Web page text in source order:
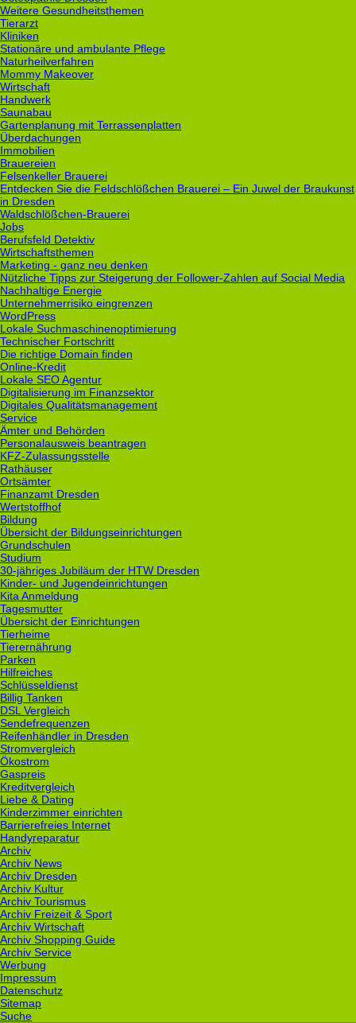
Weitere Gesundheitsthemen
Tierarzt
Kliniken
Stationäre und ambulante Pflege
Naturheilverfahren
Mommy Makeover
Wirtschaft
Handwerk
Saunabau
Gartenplanung mit Terrassenplatten
Überdachungen
Immobilien
Brauereien
Felsenkeller Brauerei
Entdecken Sie die Feldschlößchen Brauerei – Ein Juwel der Braukunst
in Dresden
Waldschlößchen-Brauerei
Jobs
Berufsfeld Detektiv
Wirtschaftsthemen
Marketing - ganz neu denken
Nützliche Tipps zur Steigerung der Follower-Zahlen auf Social Media
Nachhaltige Energie
Unternehmerrisiko eingrenzen
WordPress
Lokale Suchmaschinenoptimierung
Technischer Fortschritt
Die richtige Domain finden
Online-Kredit
Lokale SEO Agentur
Digitalisierung im Finanzsektor
Digitales Qualitätsmanagement
Service
Ämter und Behörden
Personalausweis beantragen
KFZ-Zulassungsstelle
Rathäuser
Ortsämter
Finanzamt Dresden
Wertstoffhof
Bildung
Übersicht der Bildungseinrichtungen
Grundschulen
Studium
30-jähriges Jubiläum der HTW Dresden
Kinder- und Jugendeinrichtungen
Kita Anmeldung
Tagesmutter
Übersicht der Einrichtungen
Tierheime
Tierernährung
Parken
Hilfreiches
Schlüsseldienst
Billig Tanken
DSL Vergleich
Sendefrequenzen
Reifenhändler in Dresden
Stromvergleich
Ökostrom
Gaspreis
Kreditvergleich
Liebe & Dating
Kinderzimmer einrichten
Barrierefreies Internet
Handyreparatur
Archiv
Archiv News
Archiv Dresden
Archiv Kultur
Archiv Tourismus
Archiv Freizeit & Sport
Archiv Wirtschaft
Archiv Shopping Guide
Archiv Service
Werbung
Impressum
Datenschutz
Sitemap
Suche